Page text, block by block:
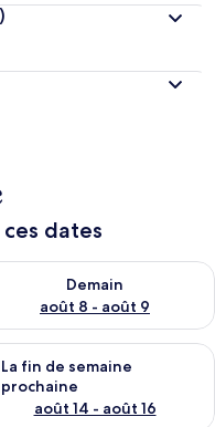
dates
7 - août 8
Demain
août 8 - août 9
la disponibilité pour
de semaine août 7 -
La fin de semaine
prochaine
août 14 - août 16
la disponibilité pour